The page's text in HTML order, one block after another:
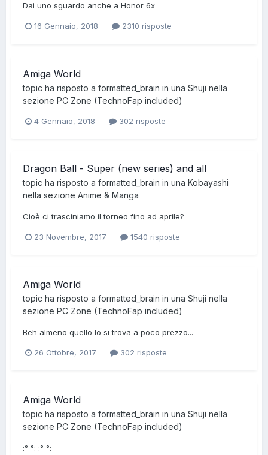
Dai uno sguardo anche a Honor 6x
16 Gennaio, 2018 2310 risposte
Amiga World
topic ha risposto a formatted_brain in una Shuji nella
sezione PC Zone (TechnoFap included)
4 Gennaio, 2018 302 risposte
Dragon Ball - Super (new series) and all
topic ha risposto a formatted_brain in una Kobayashi
nella sezione Anime & Manga
Cioè ci trasciniamo il torneo fino ad aprile?
23 Novembre, 2017 1540 risposte
Amiga World
topic ha risposto a formatted_brain in una Shuji nella
sezione PC Zone (TechnoFap included)
Beh almeno quello lo si trova a poco prezzo...
26 Ottobre, 2017 302 risposte
Amiga World
topic ha risposto a formatted_brain in una Shuji nella
sezione PC Zone (TechnoFap included)
:°_°: :°_°: